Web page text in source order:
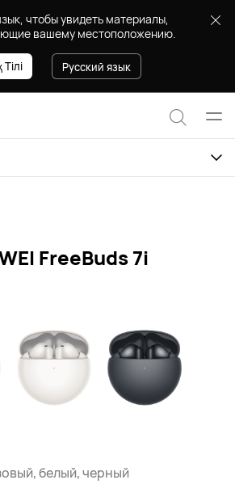
чтобы увидеть материалы,
вашему местоположению.
Русский язык
Поиск
FreeBuds 7i
белый, черный